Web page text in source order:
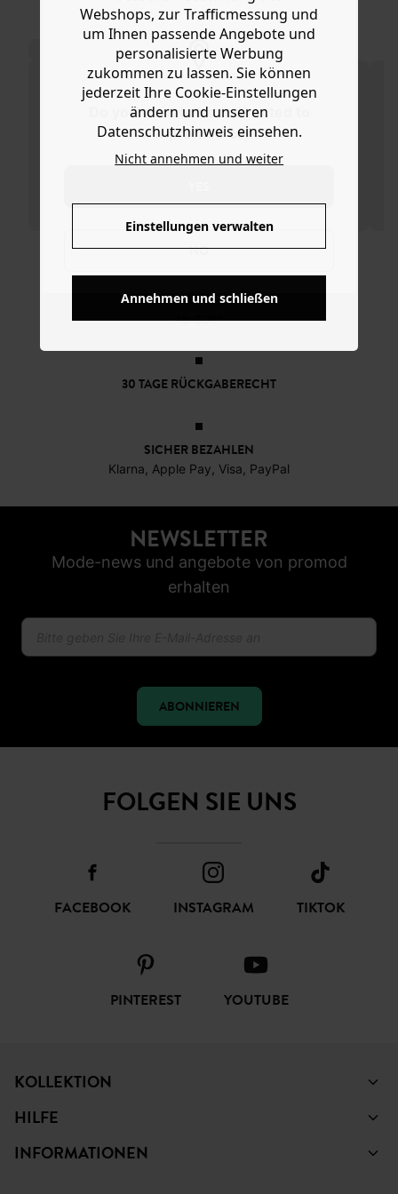
Do you want to be redirected to
www.promod.com ?
NO
soft fließender und trageangenehmer Viskose mit
gekreuztem V-Ausschnitt vorn hat ein kurzes und
tailliertes Oberteil und ist unter der abgesetzten Taille
ausgestellt geschnitten mit abnehmbarem Bindegürtel,
kurzen Schmetterlingsärmeln und überlappenden
Stoffbahnen vorn sowie abgerundetem Saum mit Volants.
Enthält 100 % Viskose aus Zellstoff aus nachhaltiger
Forstwirtschaft.
DAS KÖNNTE IHNEN GEFALLEN:
KOSTENFREIE LIEFERUNG
SICHER BEZAHLEN
NEWSLETTER
Mode-news und angebote von promod
erhalten
FOLGEN SIE UNS
Webshops, zur Trafficmessung und
um Ihnen passende Angebote und
personalisierte Werbung
zukommen zu lassen. Sie können
jederzeit Ihre Cookie-Einstellungen
ändern und unseren
Datenschutzhinweis einsehen.
Nicht annehmen und weiter
Einstellungen verwalten
Annehmen und schließen